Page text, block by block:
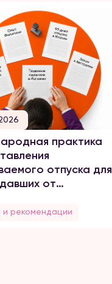
практика
отпуска для
от
и рекомендации